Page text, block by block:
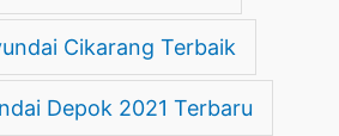
Cikarang Terbaik
Depok 2021 Terbaru